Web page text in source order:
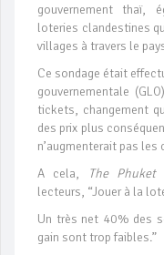
gouvernement thaï,
loteries clandestines
villages à travers le
Ce sondage était
gouvernementale
tickets, changement
des prix plus
n’augmenterait pas les
A cela,
The Phuket
lecteurs, “Jouer à la
Un très net 40% des
gain sont trop faibles.”